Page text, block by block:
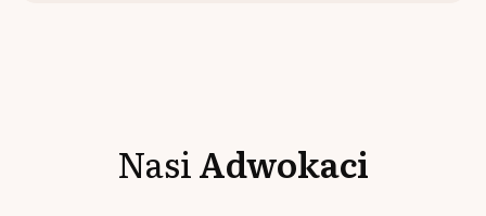
NasiAdwokaci